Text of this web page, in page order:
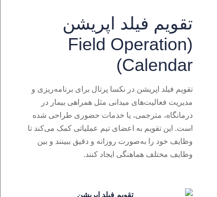
تقویم فیلد اپریشن
(Field Operation
Calendar)
تقویم فیلد اپریشن در نکسا پرتال برای برنامه‌ریزی و
مدیریت فعالیت‌های میدانی مثل همراهی بیمار در
درمانگاه، مترجمی، یا خدمات حضوری طراحی شده
است. این تقویم به اعضای تیم عملیاتی کمک می‌کند تا
وظایف خود را به‌صورت روزانه و دقیق ببینند و بین
وظایف مختلف هماهنگی ایجاد کنند.